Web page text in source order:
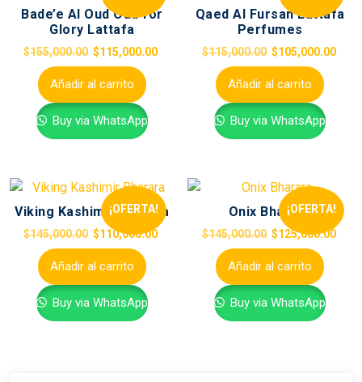
Bade’e Al Oud Oud for
Glory Lattafa
$155,000.00 $115,000.00
Añadir al carrito
Buy via WhatsApp
Qaed Al Fursan Lattafa
Perfumes
$115,000.00 $105,000.00
Añadir al carrito
Buy via WhatsApp
¡OFERTA!
Viking Kashimir Bharara
$145,000.00 $110,000.00
Añadir al carrito
Buy via WhatsApp
¡OFERTA!
Onix Bharara
$145,000.00 $125,000.00
Añadir al carrito
Buy via WhatsApp